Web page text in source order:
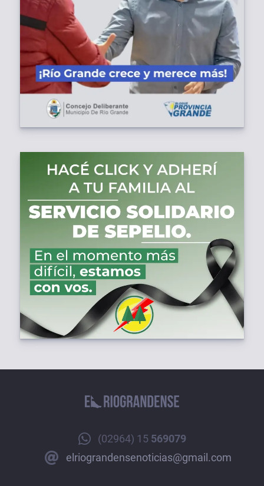
(02964) 15 569079
elriograndensenoticias@gmail.com